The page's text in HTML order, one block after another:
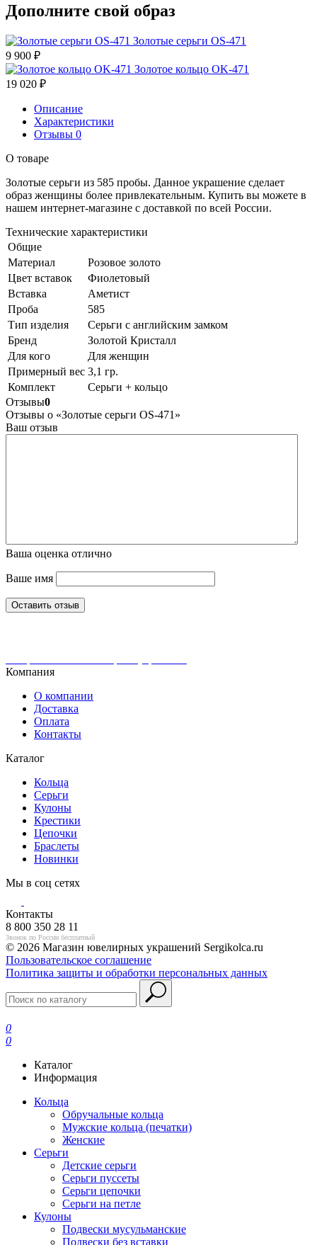
Дополните свой образ
Золотые серьги OS-471
9 900 ₽
Золотое кольцо OK-471
19 020 ₽
Описание
Характеристики
Отзывы 0
О товаре
Золотые серьги из 585 пробы. Данное украшение сделает
образ женщины более привлекательным. Купить вы можете в
нашем интернет-магазине с доставкой по всей России.
Технические характеристики
Общие
Материал
Розовое золото
Цвет вставок
Фиолетовый
Вставка
Аметист
Проба
585
Тип изделия
Серьги с английским замком
Бренд
Золотой Кристалл
Для кого
Для женщин
Примерный вес 3,1 гр.
Комплект
Серьги + кольцо
Отзывы0
Отзывы о «Золотые серьги OS-471»
Ваш отзыв
Ваша оценка отлично
Ваше имя
Оставить отзыв
Компания
О компании
Доставка
Оплата
Контакты
Каталог
Кольца
Серьги
Кулоны
Крестики
Цепочки
Браслеты
Новинки
Мы в соц сетях
Контакты
8 800 350 28 11
Звонок по России бесплатный
© 2026 Магазин ювелирных украшений Sergikolca.ru
Пользовательское соглашение
Политика защиты и обработки персональных данных
0
0
Каталог
Информация
Кольца
Обручальные кольца
Мужские кольца (печатки)
Женские
Серьги
Детские серьги
Серьги пуссеты
Серьги цепочки
Серьги на петле
Кулоны
Подвески мусульманские
Подвески без вставки